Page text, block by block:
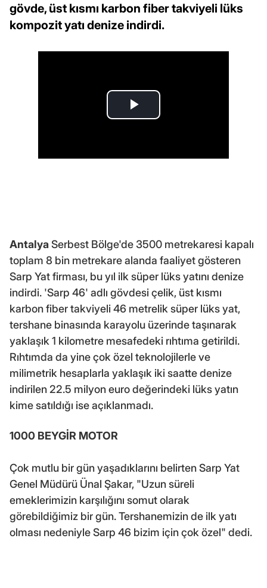
gövde, üst kısmı karbon fiber takviyeli lüks
kompozit yatı denize indirdi.
Antalya Serbest Bölge'de 3500 metrekaresi kapalı
toplam 8 bin metrekare alanda faaliyet gösteren
Sarp Yat firması, bu yıl ilk süper lüks yatını denize
indirdi. 'Sarp 46' adlı gövdesi çelik, üst kısmı
karbon fiber takviyeli 46 metrelik süper lüks yat,
tershane binasında karayolu üzerinde taşınarak
yaklaşık 1 kilometre mesafedeki rıhtıma getirildi.
Rıhtımda da yine çok özel teknolojilerle ve
milimetrik hesaplarla yaklaşık iki saatte denize
indirilen 22.5 milyon euro değerindeki lüks yatın
kime satıldığı ise açıklanmadı.
1000 BEYGİR MOTOR
Çok mutlu bir gün yaşadıklarını belirten Sarp Yat
Genel Müdürü Ünal Şakar, "Uzun süreli
emeklerimizin karşılığını somut olarak
görebildiğimiz bir gün. Tershanemizin de ilk yatı
olması nedeniyle Sarp 46 bizim için çok özel" dedi.